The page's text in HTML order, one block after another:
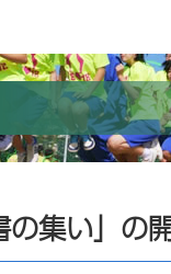
集い」の